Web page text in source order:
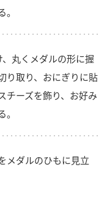
丸くメダルの形に握
り取り、おにぎりに貼
チーズを飾り、お好み
メダルのひもに見立